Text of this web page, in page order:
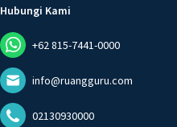
Hubungi Kami
+62 815-7441-0000
info@ruangguru.com
02130930000